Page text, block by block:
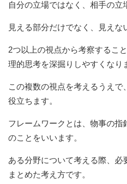
自分の立場ではなく、相手の立
見える部分だけでなく、見えな
2つ以上の視点から考察するこ
理的思考を深掘りしやすくなり
この複数の視点を考えるうえ
役立ちます。
フレームワークとは、物事の指
のことをいいます。
ある分野について考える際、必
まとめた考え方です。